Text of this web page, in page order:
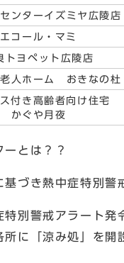
ンターイズミヤ広陵店
エコール・マミ
トヨペット広陵店
人ホーム おきなの杜
付き高齢者向け住宅
かぐや月夜
とは？？
づき熱中症特別警
別警戒アラート発
に「涼み処」を開